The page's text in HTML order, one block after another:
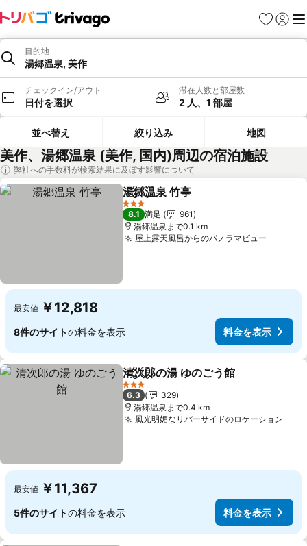
お気に入り
ログイ
メ
目的地
湯郷温泉, 美作
チェックイン/アウト
日付を選択
滞在人数と部屋数
2 人、1 部屋
並べ替え 絞り込み 地図
美作、湯郷温泉 (美作, 国内)周辺の宿泊施設
弊社への手数料が検索結果に及ぼす影響について
シェアお気に入りに追加
湯郷温泉 竹亭
3 ホテルのランク
8.1 満足
961
湯郷温泉まで0.1 km
屋上露天風呂からのパノラマビュー
最安値 ￥12,818
8件のサイトの料金を表示 料金を表示
シェアお気に入りに追加
清次郎の湯 ゆのごう館
3 ホテルのランク
6.3
329
湯郷温泉まで0.4 km
風光明媚なリバーサイドのロケーション
最安値 ￥11,367
5件のサイトの料金を表示 料金を表示